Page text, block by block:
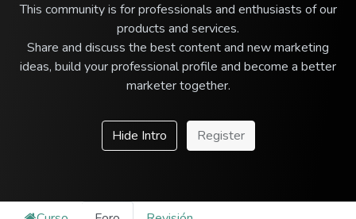
This community is for professionals and enthusiasts of our
products and services.
Share and discuss the best content and new marketing
ideas, build your professional profile and become a better
marketer together.
Hide Intro Register